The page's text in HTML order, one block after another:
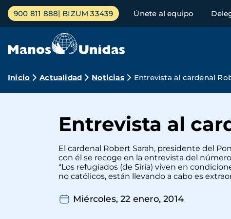
Pasar
contenido
Menú
principal
900 811 888 BIZUM 33439 Únete al equipo
Ruta
navegación
Inicio Actualidad Noticias Entrevista al cardenal
Entrevista al
El cardenal Robert Sarah, presidente del
con él se recoge en la entrevista del
“Los refugiados (de Siria) viven en
no católicos, están llevando a cabo es
Miércoles, 22 enero, 2014